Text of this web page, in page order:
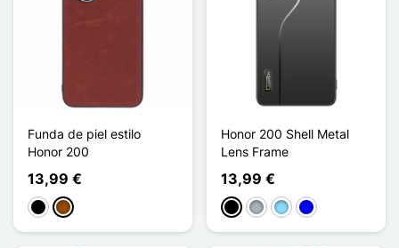
Funda de piel estilo
Honor 200
13,99 €
NegroMarrón
Honor 200 Shell Metal
Lens Frame
13,99 €
NegroGris Azul claro
Azul